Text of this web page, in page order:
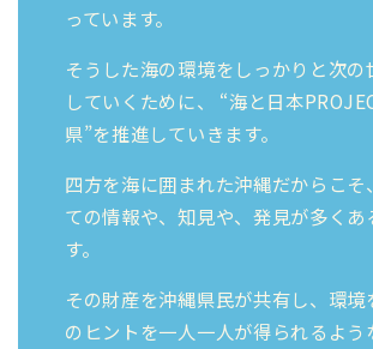
っています。
そうした海の環境をしっかりと次の
していくために、 “海と日本
県”を推進していきます。
四方を海に囲まれた沖縄だからこそ
ての情報や、知見や、発見が多くあ
す。
その財産を沖縄県民が共有し、環境
のヒントを一人一人が得られるよう